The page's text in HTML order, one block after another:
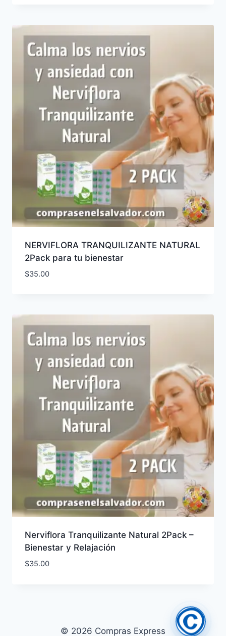
NERVIFLORA TRANQUILIZANTE NATURAL
2Pack para tu bienestar
$35.00
Nerviflora Tranquilizante Natural 2Pack –
Bienestar y Relajación
$35.00
© 2026 Compras Express